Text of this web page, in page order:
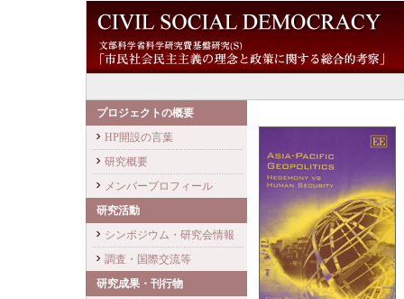
プロジェクトの概要
HP開設の言葉
研究概要
メンバープロフィール
研究活動
シンポジウム・研究会情報
調査・国際交流等
研究成果・刊行物